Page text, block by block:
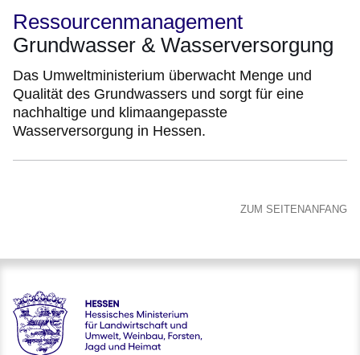
Ressourcenmanagement
Grundwasser & Wasserversorgung
Das Umweltministerium überwacht Menge und
Qualität des Grundwassers und sorgt für eine
nachhaltige und klimaangepasste
Wasserversorgung in Hessen.
ZUM SEITENANFANG